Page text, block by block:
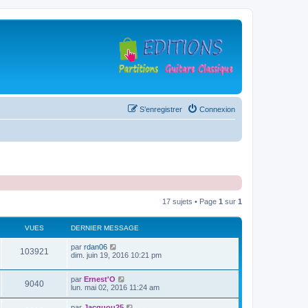
Connexion
S’enregistrer
17 sujets • Page 1 sur 1
VUES DERNIER MESSAGE
103921
u
D
e
n
i
e
par rdan06
dim. juin 19, 2016 10:21 pm
9040V
u
D
e
par Ernest'O
lun. mai 02, 2016 11:24 am